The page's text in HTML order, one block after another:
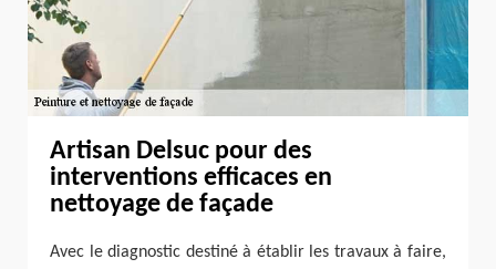
Artisan Delsuc pour des
interventions efficaces en
nettoyage de façade
Avec le diagnostic destiné à établir les travaux à faire,